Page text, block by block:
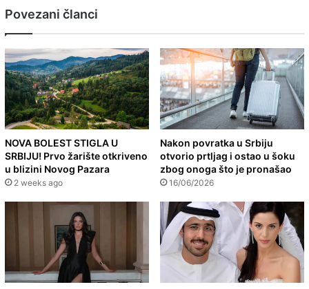
Povezani članci
NOVA BOLEST STIGLA U
SRBIJU! Prvo žarište otkriveno
u blizini Novog Pazara
2 weeks ago
Nakon povratka u Srbiju
otvorio prtljag i ostao u šoku
zbog onoga što je pronašao
16/06/2026